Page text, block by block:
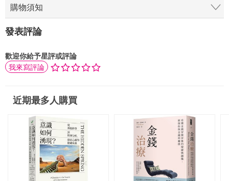
購物須知
發表評論
歡迎你給予星評或評論
我來寫評論
近期最多人購買